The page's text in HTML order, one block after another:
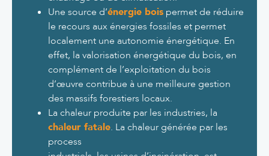
Une source d’énergie bois permet de réduire
le recours aux énergies fossiles et permet
localement une autonomie énergétique. En
effet, la valorisation énergétique du bois, en
complément de l’exploitation du bois
d’œuvre contribue à une meilleure gestion
des massifs forestiers locaux.
La chaleur produite par les industries, la
chaleur fatale. La chaleur générée par les
process